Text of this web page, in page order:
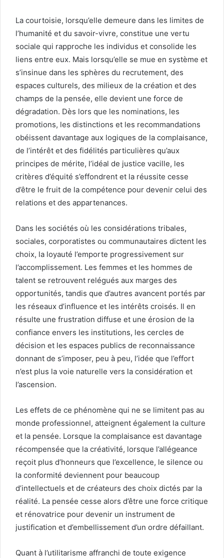
La courtoisie, lorsqu’elle demeure dans les limites de
l’humanité et du savoir-vivre, constitue une vertu
sociale qui rapproche les individus et consolide les
liens entre eux. Mais lorsqu’elle se mue en système et
s’insinue dans les sphères du recrutement, des
espaces culturels, des milieux de la création et des
champs de la pensée, elle devient une force de
dégradation. Dès lors que les nominations, les
promotions, les distinctions et les recommandations
obéissent davantage aux logiques de la complaisance,
de l’intérêt et des fidélités particulières qu’aux
principes de mérite, l’idéal de justice vacille, les
critères d’équité s’effondrent et la réussite cesse
d’être le fruit de la compétence pour devenir celui des
relations et des appartenances.
Dans les sociétés où les considérations tribales,
sociales, corporatistes ou communautaires dictent les
choix, la loyauté l’emporte progressivement sur
l’accomplissement. Les femmes et les hommes de
talent se retrouvent relégués aux marges des
opportunités, tandis que d’autres avancent portés par
les réseaux d’influence et les intérêts croisés. Il en
résulte une frustration diffuse et une érosion de la
confiance envers les institutions, les cercles de
décision et les espaces publics de reconnaissance
donnant de s’imposer, peu à peu, l’idée que l’effort
n’est plus la voie naturelle vers la considération et
l’ascension.
Les effets de ce phénomène qui ne se limitent pas au
monde professionnel, atteignent également la culture
et la pensée. Lorsque la complaisance est davantage
récompensée que la créativité, lorsque l’allégeance
reçoit plus d’honneurs que l’excellence, le silence ou
la conformité deviennent pour beaucoup
d’intellectuels et de créateurs des choix dictés par la
réalité. La pensée cesse alors d’être une force critique
et rénovatrice pour devenir un instrument de
justification et d’embellissement d’un ordre défaillant.
Quant à l’utilitarisme affranchi de toute exigence